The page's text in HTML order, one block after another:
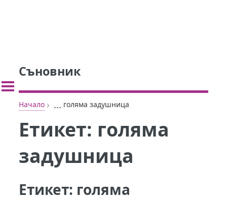
Съновник
Начало › ... голяма задушница
Етикет: голяма
задушница
Етикет: голяма